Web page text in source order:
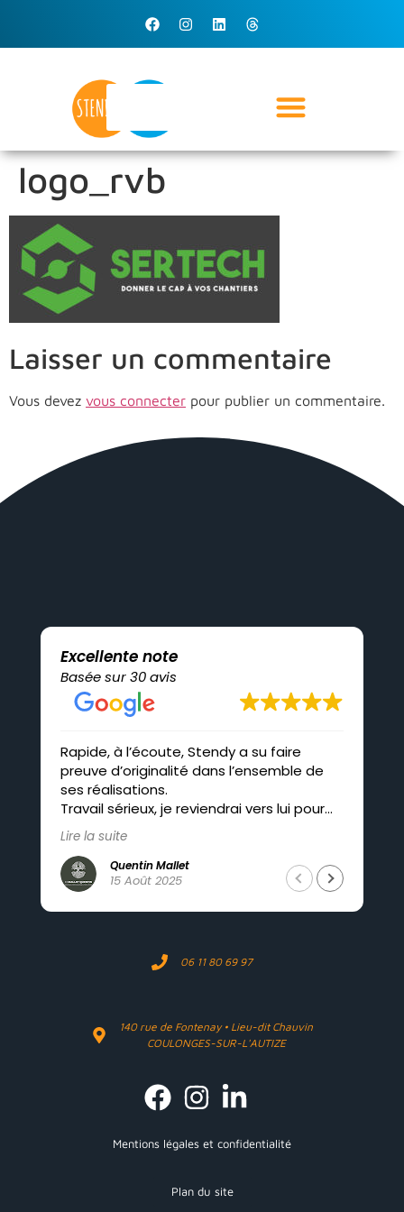
logo_rvb
Laisser un commentaire
Vous devez vous connecter pour publier un commentaire.
Excellente note
Basée sur 30 avis
Rapide, à l’écoute, Stendy a su faire
preuve d’originalité dans l’ensemble de
ses réalisations.
Travail sérieux, je reviendrai vers lui pour
mes futurs projets.
Lire la suite
Quentin Mallet
15 Août 2025
06 11 80 69 97
140 rue de Fontenay • Lieu-dit Chauvin
COULONGES-SUR-L'AUTIZE
Mentions légales et confidentialité
Plan du site